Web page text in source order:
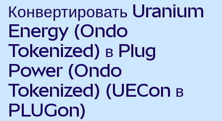
Конвертировать Uranium
Energy (Ondo
Tokenized) в Plug
Power (Ondo
Tokenized) (UECon в
PLUGon)